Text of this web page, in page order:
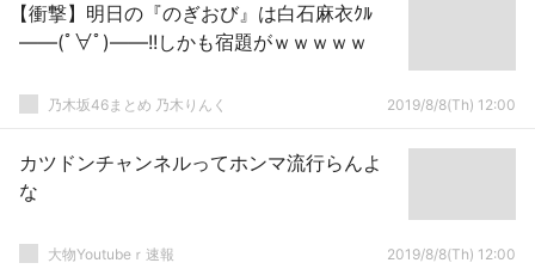
【衝撃】明日の『のぎおび』は白石麻衣ｸﾙ
――(ﾟ∀ﾟ)――!!しかも宿題がｗｗｗｗｗ
乃木坂46まとめ 乃木りんく 2019/8/8(Th) 12:00
カツドンチャンネルってホンマ流行らんよ
な
大物Youtubeｒ速報 2019/8/8(Th) 12:00